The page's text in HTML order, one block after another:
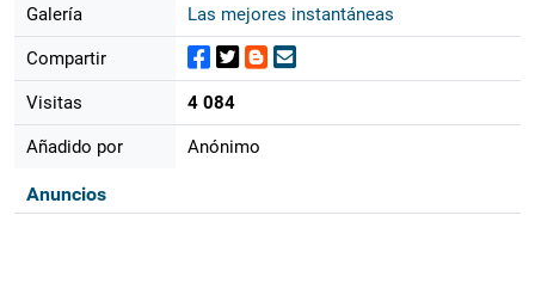
Galería Las mejores instantáneas
Compartir
Visitas 4 084
Añadido por Anónimo
Anuncios